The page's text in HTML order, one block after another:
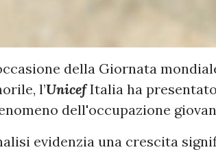
della Giornata
l’UnicefItalia ha
dell'occupazione
evidenzia una crescita